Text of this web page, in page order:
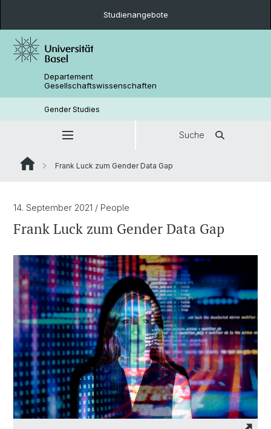
Studienangebote
Departement
Gesellschaftswissenschaften
Gender Studies
Suche
Frank Luck zum Gender Data Gap
14. September 2021 / People
Frank Luck zum Gender Data Gap